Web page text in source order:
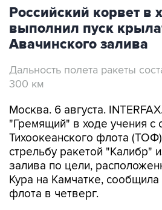
Российский корвет в
выполнил пуск
Авачинского залива
Дальность полета ракеты
300 км
Москва. 6 августа.
"Гремящий" в ходе учения с
Тихоокеанского флота
стрельбу ракетой "Калибр"
залива по цели,
Кура на Камчатке,
флота в четверг.